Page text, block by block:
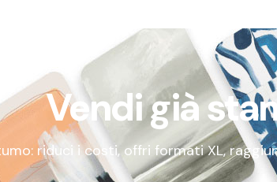
Vendi già
riduci i costi, offri formati XL,